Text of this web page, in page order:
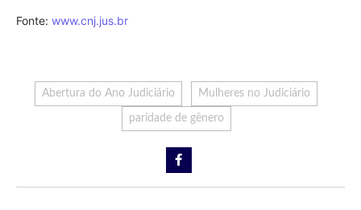
Fonte: www.cnj.jus.br
Abertura do Ano Judiciário Mulheres no Judiciário
paridade de gênero